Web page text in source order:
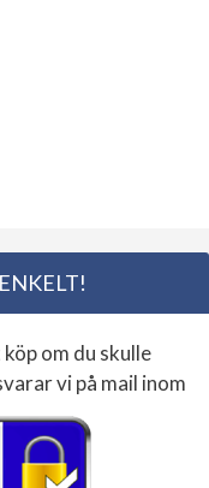
om du skulle
vi på mail inom